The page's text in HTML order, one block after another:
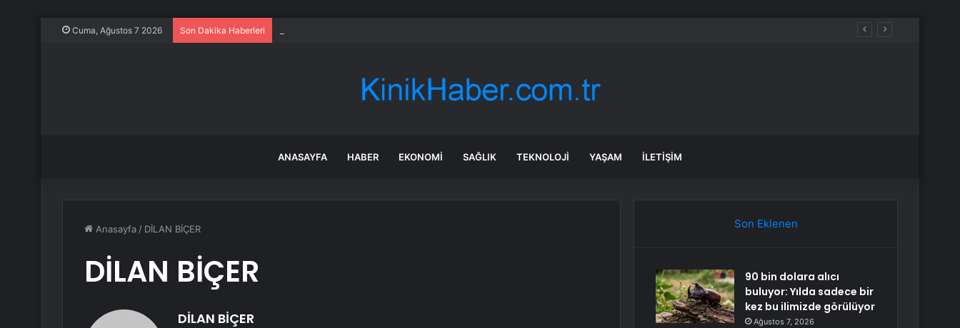
Cuma, Ağustos 7 2026 Son Dakika Haberleri
ANASAYFA HABER EKONOMI SAĞLIK TEKNOLOJI YAŞAM İLETIŞIM
Anasayfa / DİLAN BİÇER
DİLAN BİÇER
DİLAN BİÇER
Son Eklenen
90 bin dolara alıcı
buluyor: Yılda sadece bir
kez bu ilimizde görülüyor
Ağustos 7, 2026